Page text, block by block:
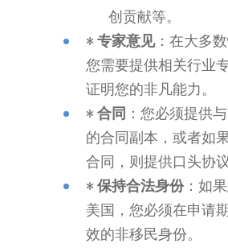
创贡献等。
•专家意见：在大多
您需要提供相关行业
证明您的非凡能力。
•合同 ：您必须提供
的合同副本，或者如
合同，则提供口头协
•保持合法身份：如
美国，您必须在申请
效的非移民身份。